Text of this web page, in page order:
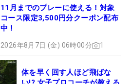
11月までのプレーに使える！対象
コース限定3,500円分クーポン配布
中！
2026年8月7日 (金) 06時00分 1
体を早く回す人ほど飛ばな